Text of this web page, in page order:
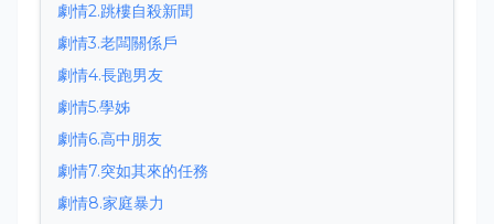
劇情2.跳樓自殺新聞
劇情3.老闆關係戶
劇情4.長跑男友
劇情5.學姊
劇情6.高中朋友
劇情7.突如其來的任務
劇情8.家庭暴力